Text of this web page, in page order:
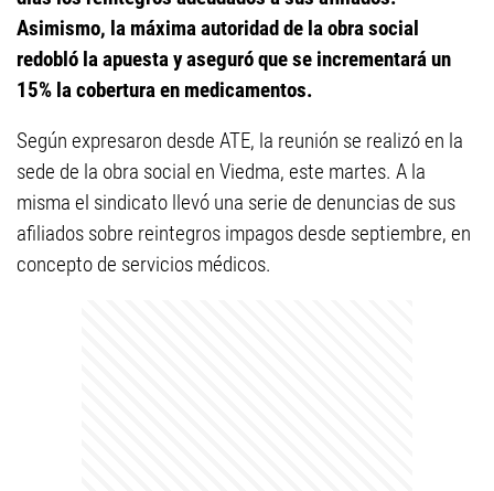
Asimismo, la máxima autoridad de la obra social
redobló la apuesta y aseguró que se incrementará un
15% la cobertura en medicamentos.
Según expresaron desde ATE, la reunión se realizó en la
sede de la obra social en Viedma, este martes. A la
misma el sindicato llevó una serie de denuncias de sus
afiliados sobre reintegros impagos desde septiembre, en
concepto de servicios médicos.